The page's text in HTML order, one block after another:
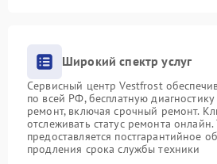
Широкий спектр услуг
Сервисный центр Vestfrost
по всей РФ, бесплатную
ремонт, включая срочный ремонт.
отслеживать статус ремонта онлайн.
предоставляется постгарантийное
продления срока службы техники